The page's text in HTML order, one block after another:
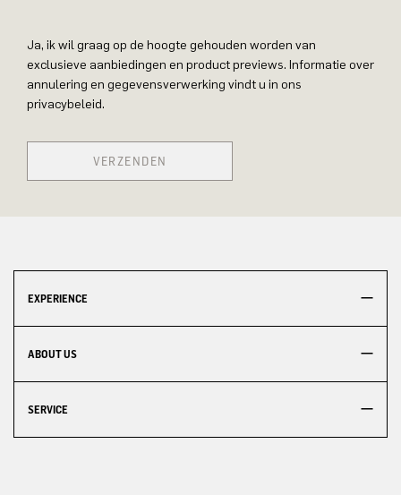
Ja, ik wil graag op de hoogte gehouden worden van
exclusieve aanbiedingen en product previews. Informatie over
annulering en gegevensverwerking vindt u in ons
privacybeleid.
VERZENDEN
EXPERIENCE
ABOUT US
SERVICE